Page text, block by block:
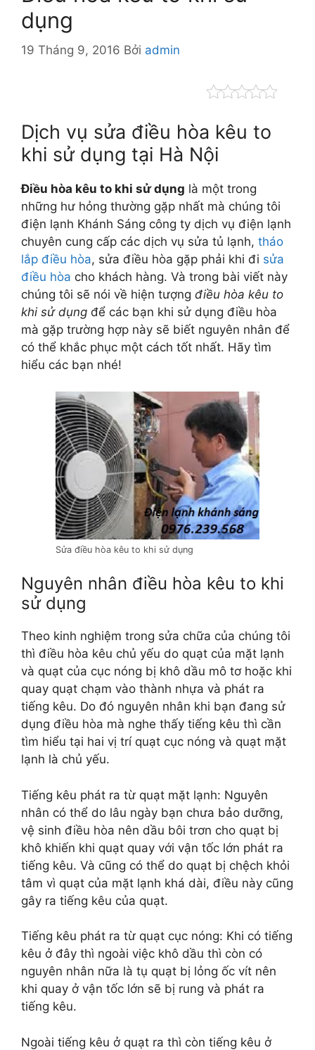
dụng
19 Tháng 9, 2016 Bởi admin
Dịch vụ sửa điều hòa kêu to
khi sử dụng tại Hà Nội
Điều hòa kêu to khi sử dụng là một trong
những hư hỏng thường gặp nhất mà chúng tôi
điện lạnh Khánh Sáng công ty dịch vụ điện lạnh
chuyên cung cấp các dịch vụ sửa tủ lạnh, tháo
lắp điều hòa, sửa điều hòa gặp phải khi đi sửa
điều hòa cho khách hàng. Và trong bài viết này
chúng tôi sẽ nói về hiện tượng điều hòa kêu to
khi sử dụng để các bạn khi sử dụng điều hòa
mà gặp trường hợp này sẽ biết nguyên nhân để
có thể khắc phục một cách tốt nhất. Hãy tìm
hiểu các bạn nhé!
Sửa điều hòa kêu to khi sử dụng
Nguyên nhân điều hòa kêu to khi
sử dụng
Theo kinh nghiệm trong sửa chữa của chúng tôi
thì điều hòa kêu chủ yếu do quạt của mặt lạnh
và quạt của cục nóng bị khô dầu mô tơ hoặc khi
quay quạt chạm vào thành nhựa và phát ra
tiếng kêu. Do đó nguyên nhân khi bạn đang sử
dụng điều hòa mà nghe thấy tiếng kêu thì cần
tìm hiểu tại hai vị trí quạt cục nóng và quạt mặt
lạnh là chủ yếu.
Tiếng kêu phát ra từ quạt mặt lạnh: Nguyên
nhân có thể do lâu ngày bạn chưa bảo dưỡng,
vệ sinh điều hòa nên dầu bôi trơn cho quạt bị
khô khiến khi quạt quay với vận tốc lớn phát ra
tiếng kêu. Và cũng có thể do quạt bị chệch khỏi
tâm vì quạt của mặt lạnh khá dài, điều này cũng
gây ra tiếng kêu của quạt.
Tiếng kêu phát ra từ quạt cục nóng: Khi có tiếng
kêu ở đây thì ngoài việc khô dầu thì còn có
nguyên nhân nữa là tụ quạt bị lỏng ốc vít nên
khi quay ở vận tốc lớn sẽ bị rung và phát ra
tiếng kêu.
Ngoài tiếng kêu ở quạt ra thì còn tiếng kêu ở